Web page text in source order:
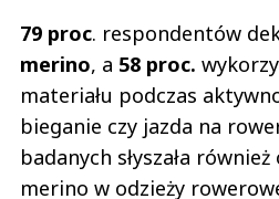
79 proc. respondentów
merino, a 58 proc.
materiału podczas
bieganie czy jazda na
badanych słyszała
merino w odzieży